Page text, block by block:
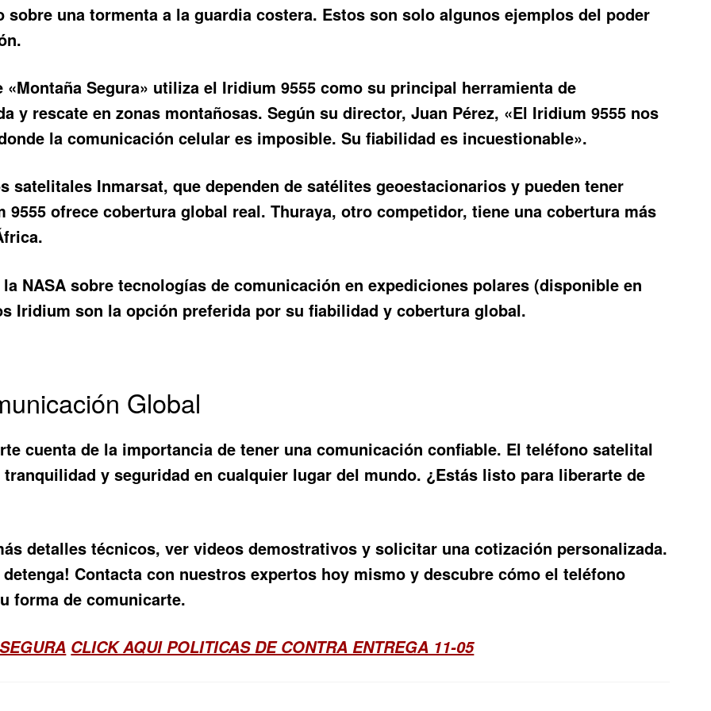
una tormenta a la guardia costera. Estos son solo algunos ejemplos del poder
Segura» utiliza el Iridium 9555 como su principal herramienta de
y rescate en zonas montañosas. Según su director, Juan Pérez, «El Iridium 9555 nos
la comunicación celular es imposible. Su fiabilidad es incuestionable».
Inmarsat, que dependen de satélites geoestacionarios y pueden tener
9555 ofrece cobertura global real. Thuraya, otro competidor, tiene una cobertura más
NASA sobre tecnologías de comunicación en expediciones polares (disponible en
Iridium son la opción preferida por su fiabilidad y cobertura global.
Global
cuenta de la importancia de tener una comunicación confiable. Elteléfono satelital
y seguridad en cualquier lugar del mundo. ¿Estás listo para liberarte de
detalles técnicos, ver videos demostrativos y solicitar una cotización personalizada.
Contacta con nuestros expertos hoy mismo y descubre cómo elteléfono
forma de comunicarte.
CLICK AQUI POLITICAS DE CONTRA ENTREGA 11-05